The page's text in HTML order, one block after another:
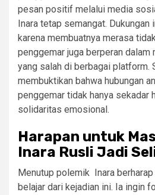
pesan positif melalui media
Inara tetap semangat. Dukungan
karena membuatnya merasa
penggemar juga berperan
yang salah di berbagai platform.
membuktikan bahwa hubungan
penggemar tidak hanya sekadar
solidaritas emosional.
Harapan untuk
Inara Rusli Jadi
Menutup polemik Inara
belajar dari kejadian ini. Ia ingin